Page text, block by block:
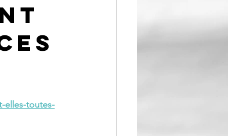
elles-toutes-